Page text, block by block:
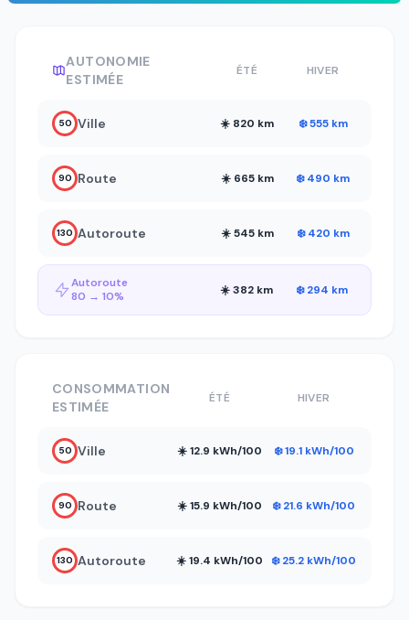
AUTONOMIE
ESTIMÉE
ÉTÉ HIVER
50 Ville ☀️ 820 km ❄️ 555 km
90 Route ☀️ 665 km ❄️ 490 km
130 Autoroute ☀️ 545 km ❄️ 420 km
Autoroute
80 → 10%
☀️ 382 km ❄️ 294 km
CONSOMMATION
ESTIMÉE
ÉTÉ HIVER
50 Ville ☀️ 12.9 kWh/100 ❄️ 19.1 kWh/100
90 Route ☀️ 15.9 kWh/100 ❄️ 21.6 kWh/100
130 Autoroute ☀️ 19.4 kWh/100 ❄️ 25.2 kWh/100